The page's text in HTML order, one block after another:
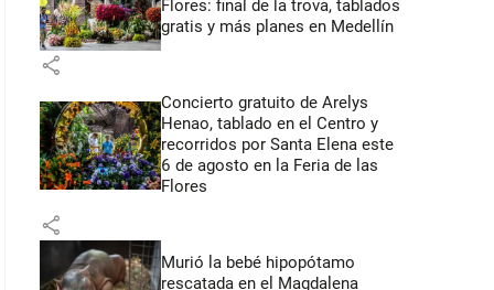
Flores: final de la trova, tablados
gratis y más planes en Medellín
share
Concierto gratuito de Arelys
Henao, tablado en el Centro y
recorridos por Santa Elena este
6 de agosto en la Feria de las
Flores
share
Murió la bebé hipopótamo
rescatada en el Magdalena